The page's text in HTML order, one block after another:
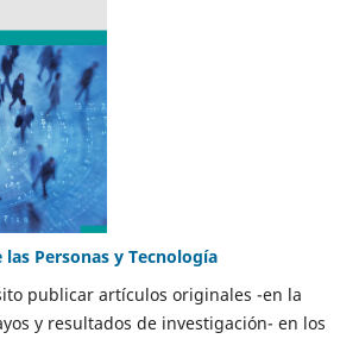
las Personas y Tecnología
publicar artículos originales -en la
y resultados de investigación- en los